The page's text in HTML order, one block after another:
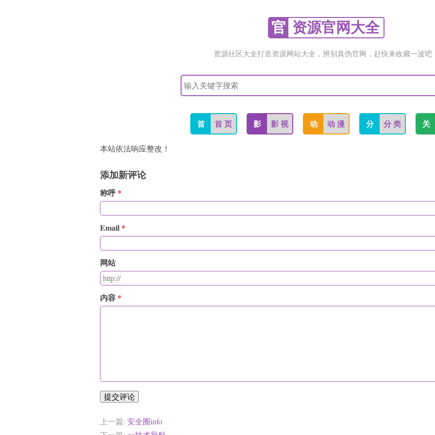
官 资源官网大全
资源社区大全打造资源网站大全，辨别真伪官网，赶快来收藏一波吧
搜
索
关
首 首 页 影 影 视 动 动 漫 分 分 类 关
本站依法响应整改！
添加新评论
称呼
Email
网站
内容
提交评论
上一篇: 安全圈info